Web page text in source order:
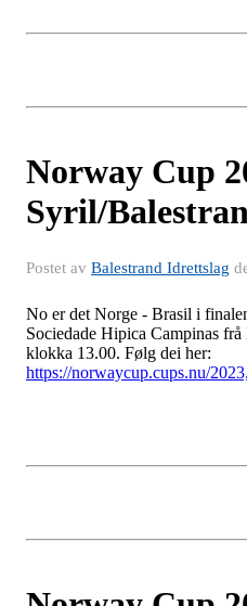
Norway Cup
Syril/
Postet av Balestrand Idrettslag
No er det Norge - Brasil i
Sociedade Hipica Campinas
klokka 13.00. Følg dei her:
https://norwaycup.cups.nu/